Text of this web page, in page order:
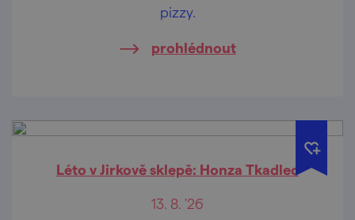
pizzy.
prohlédnout
Léto v Jirkově sklepě: Honza Tkadlec
13. 8. '26